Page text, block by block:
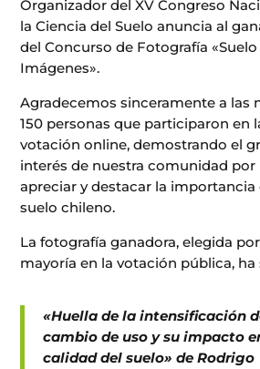
Organizador del XV Congreso
la Ciencia del Suelo anuncia al
del Concurso de Fotografía «Suelo
Imágenes».
Agradecemos sinceramente a las
150 personas que participaron en
votación online, demostrando el
interés de nuestra comunidad por
apreciar y destacar la importancia
suelo chileno.
La fotografía ganadora, elegida
mayoría en la votación pública, ha
«Huella de la intensificación
cambio de uso y su impacto
calidad del suelo» de Rodrigo